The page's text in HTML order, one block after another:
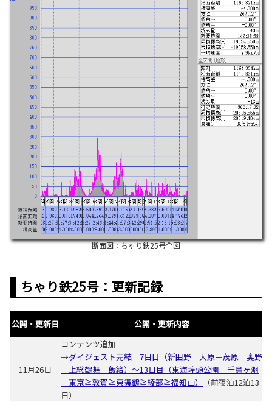
断面図：ちゃり鉄25号全図
ちゃり鉄25号：更新記録
公開・更新日 公開・更新内容
11月26日
コンテンツ追加
→ダイジェスト完結 7日目（新田野＝大原－茂原＝奥野
－上総鶴舞－飯給）～13日目（東海埠頭公園－千鳥ヶ淵
－東京≧敦賀≧東舞鶴≧綾部≧福知山）
（前夜泊12泊13
日）